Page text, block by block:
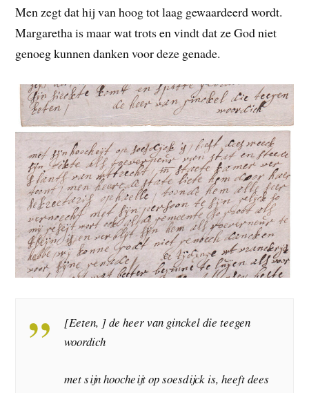
Men zegt dat hij van hoog tot laag gewaardeerd wordt.
Margaretha is maar wat trots en vindt dat ze God niet
genoeg kunnen danken voor deze genade.
[Eeten, ] de heer van ginckel die teegen
woordich
met sijn hoocheijt op soesdijck is, heeft dees